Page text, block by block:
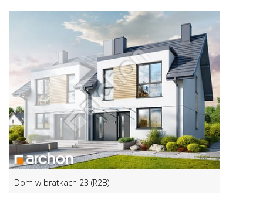
Dom w bratkach 23 (R2B)